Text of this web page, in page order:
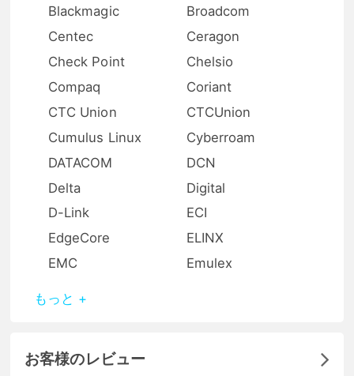
Blackmagic
Broadcom
Centec
Ceragon
Check Point
Chelsio
Compaq
Coriant
CTC Union
CTCUnion
Cumulus Linux
Cyberroam
DATACOM
DCN
Delta
Digital
D-Link
ECI
EdgeCore
ELINX
EMC
Emulex
もっと +
お客様のレビュー